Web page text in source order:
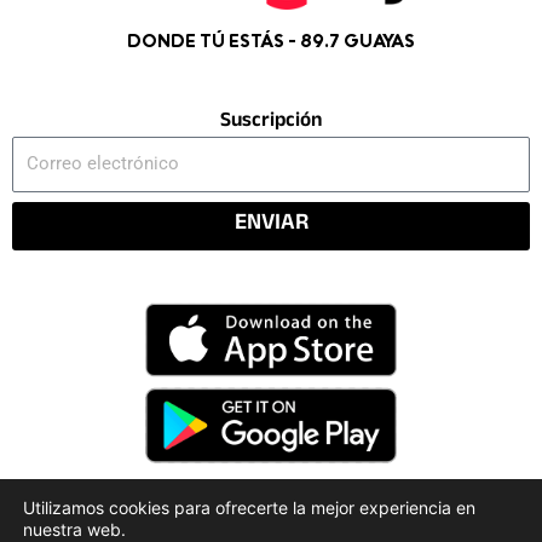
DONDE TÚ ESTÁS - 89.7 GUAYAS
Suscripción
ENVIAR
Código Deontológico
Utilizamos cookies para ofrecerte la mejor experiencia en
nuestra web.